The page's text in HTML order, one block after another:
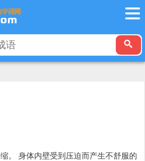
。 身体内壁受到压迫而产生不舒服的